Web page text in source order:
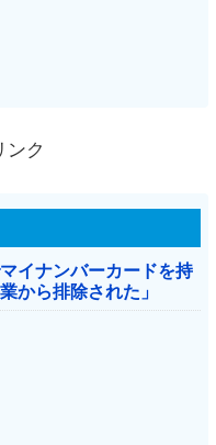
ンク
イナンバーカードを持
から排除された」